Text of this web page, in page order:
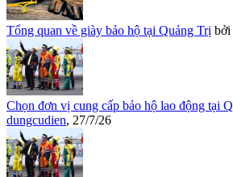
Tổng quan về giày bảo hộ tại Quảng Trị bởi
Chọn đơn vị cung cấp bảo hộ lao động tại
dungcudien, 27/7/26